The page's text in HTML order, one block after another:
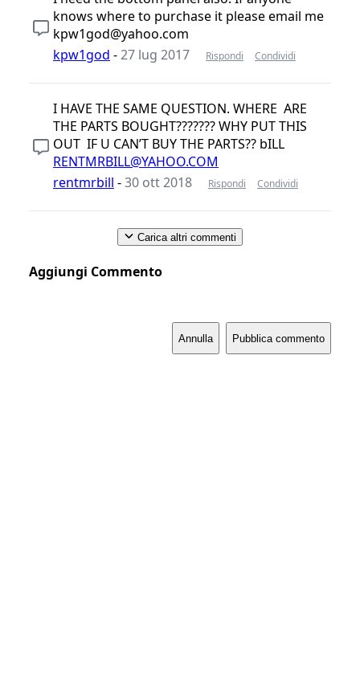
knows where to purchase it please email me
kpw1god@yahoo.com
kpw1god -27 lug 2017 Rispondi Condividi
I HAVE THE SAME QUESTION. WHERE ARE
THE PARTS BOUGHT??????? WHY PUT THIS
OUT IF U CAN’T BUY THE PARTS?? bILL
RENTMRBILL@YAHOO.COM
rentmrbill -30 ott 2018 Rispondi Condividi
Carica altri commenti
Aggiungi Commento
Annulla Pubblica commento